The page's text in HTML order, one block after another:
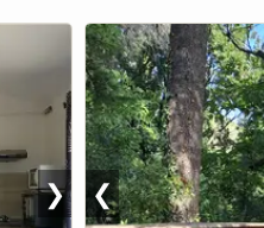
❯ ❮